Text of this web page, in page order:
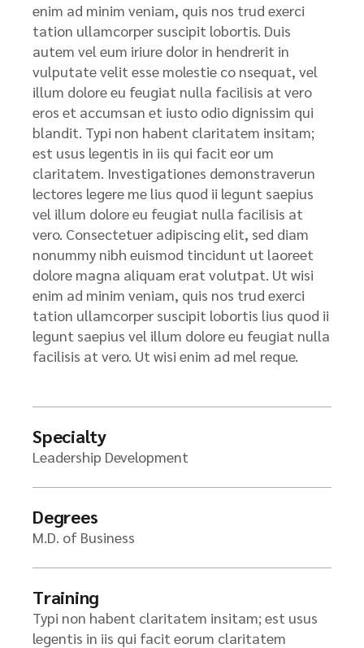
enim ad minim veniam, quis nos trud exerci
tation ullamcorper suscipit lobortis. Duis
autem vel eum iriure dolor in hendrerit in
vulputate velit esse molestie co nsequat, vel
illum dolore eu feugiat nulla facilisis at vero
eros et accumsan et iusto odio dignissim qui
blandit. Typi non habent claritatem insitam;
est usus legentis in iis qui facit eor um
claritatem. Investigationes demonstraverun
lectores legere me lius quod ii legunt saepius
vel illum dolore eu feugiat nulla facilisis at
vero. Consectetuer adipiscing elit, sed diam
nonummy nibh euismod tincidunt ut laoreet
dolore magna aliquam erat volutpat. Ut wisi
enim ad minim veniam, quis nos trud exerci
tation ullamcorper suscipit lobortis lius quod ii
legunt saepius vel illum dolore eu feugiat nulla
facilisis at vero. Ut wisi enim ad mel reque.
Specialty
Leadership Development
Degrees
M.D. of Business
Training
Typi non habent claritatem insitam; est usus
legentis in iis qui facit eorum claritatem